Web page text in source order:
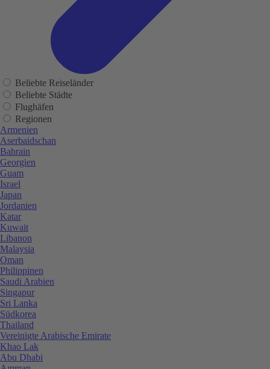
Beliebte Reiseländer
Beliebte Städte
Flughäfen
Regionen
Armenien
Aserbaidschan
Bahrain
Georgien
Guam
Israel
Japan
Jordanien
Katar
Kuwait
Libanon
Malaysia
Oman
Philippinen
Saudi Arabien
Singapur
Sri Lanka
Südkorea
Thailand
Vereinigte Arabische Emirate
Khao Lak
Abu Dhabi